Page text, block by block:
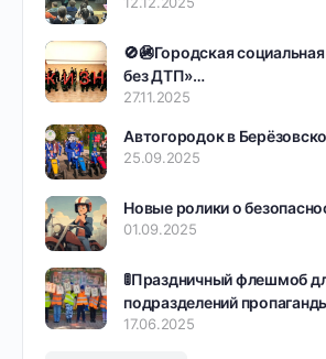
🚫🚳Городская
без ДТП»…
27.11.2025
Автогородок в
25.09.2025
Новые ролики о
01.09.2025
🚦Праздничный флешмоб
подразделений
17.06.2025